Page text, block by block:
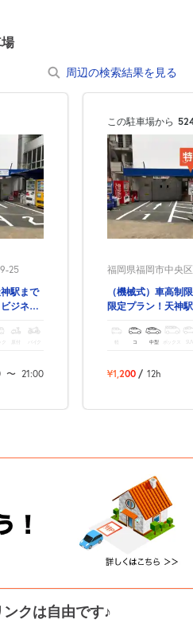
周辺の検索結果を見る
25
駅まで
ジネ
ク バイク
〜 21:00
この駐車場から
福岡県福岡市中央
（機械式）車高制
限定プラン！天神
軽 コ 中型 ボックス
¥1,200 / 12h
ンクは自由です♪